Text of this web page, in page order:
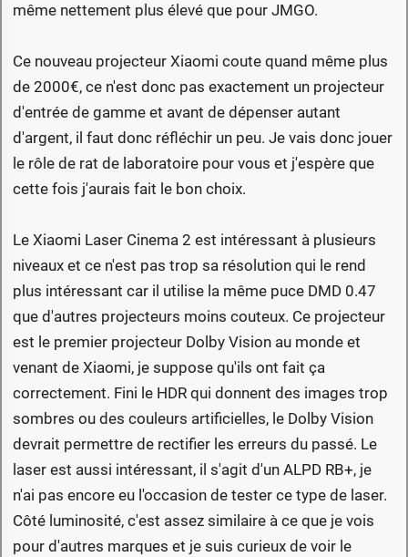
même nettement plus élevé que pour JMGO.
Ce nouveau projecteur Xiaomi coute quand même plus
de 2000€, ce n'est donc pas exactement un projecteur
d'entrée de gamme et avant de dépenser autant
d'argent, il faut donc réfléchir un peu. Je vais donc jouer
le rôle de rat de laboratoire pour vous et j'espère que
cette fois j'aurais fait le bon choix.
Le Xiaomi Laser Cinema 2 est intéressant à plusieurs
niveaux et ce n'est pas trop sa résolution qui le rend
plus intéressant car il utilise la même puce DMD 0.47
que d'autres projecteurs moins couteux. Ce projecteur
est le premier projecteur Dolby Vision au monde et
venant de Xiaomi, je suppose qu'ils ont fait ça
correctement. Fini le HDR qui donnent des images trop
sombres ou des couleurs artificielles, le Dolby Vision
devrait permettre de rectifier les erreurs du passé. Le
laser est aussi intéressant, il s'agit d'un ALPD RB+, je
n'ai pas encore eu l'occasion de tester ce type de laser.
Côté luminosité, c'est assez similaire à ce que je vois
pour d'autres marques et je suis curieux de voir le